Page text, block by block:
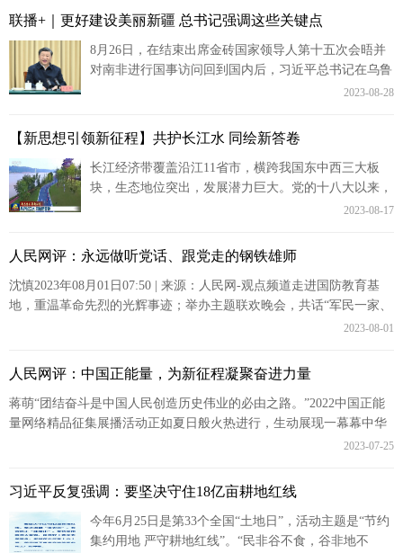
联播+｜更好建设美丽新疆 总书记强调这些关键点
8月26日，在结束出席金砖国家领导人第十五次会晤并
对南非进行国事访问回到国内后，习近平总书记在乌鲁
木齐专门听取新疆维吾尔自治区党委和政府、新疆生产
2023-08-28
【新思想引领新征程】共护长江水 同绘新答卷
长江经济带覆盖沿江11省市，横跨我国东中西三大板
块，生态地位突出，发展潜力巨大。党的十八大以来，
习近平总书记多次沿江调研考察，站在历史和全局的高
2023-08-17
人民网评：永远做听党话、跟党走的钢铁雄师
沈慎2023年08月01日07:50 | 来源：人民网-观点频道走进国防教育基
地，重温革命先烈的光辉事迹；举办主题联欢晚会，共话“军民一家、
2023-08-01
人民网评：中国正能量，为新征程凝聚奋进力量
蒋萌“团结奋斗是中国人民创造历史伟业的必由之路。”2022中国正能
量网络精品征集展播活动正如夏日般火热进行，生动展现一幕幕中华
2023-07-25
习近平反复强调：要坚决守住18亿亩耕地红线
今年6月25日是第33个全国“土地日”，活动主题是“节约
集约用地 严守耕地红线”。“民非谷不食，谷非地不